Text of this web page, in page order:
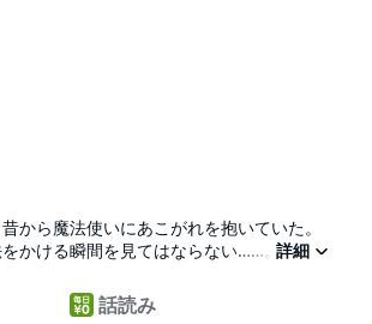
ら魔法使いにあこがれを抱いていた。
かける瞬間を見てはならない……。その
詳細
話読み